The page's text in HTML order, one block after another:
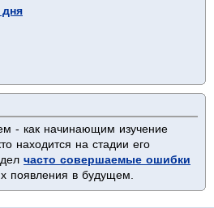
- как начинающим изучение
находится на стадии его
часто совершаемые ошибки
появления в будущем.